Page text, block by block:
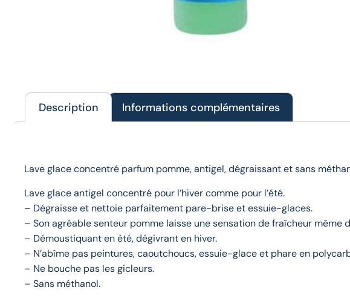
Description Informations complémentaires
Lave glace concentré parfum pomme, antigel, dégraissant et sans
Lave glace antigel concentré pour l’hiver comme pour l’été.
– Dégraisse et nettoie parfaitement pare-brise et essuie-glaces.
– Son agréable senteur pomme laisse une sensation de fraîcheur même
– Démoustiquant en été, dégivrant en hiver.
– N’abîme pas peintures, caoutchoucs, essuie-glace et phare en
– Ne bouche pas les gicleurs.
– Sans méthanol.